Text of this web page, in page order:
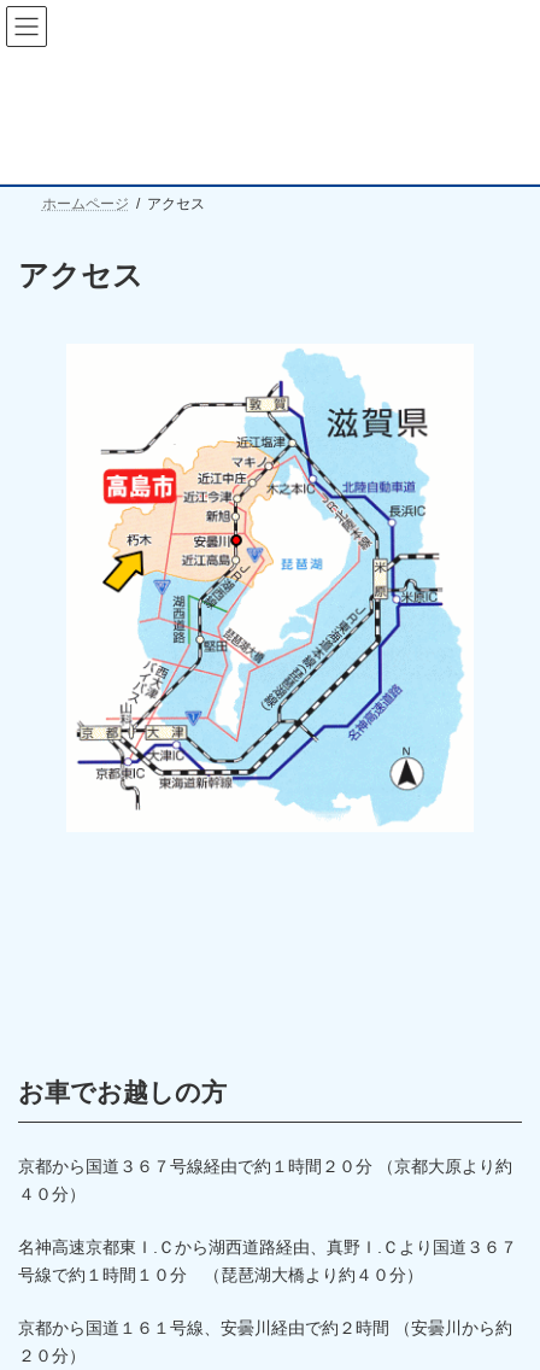
コ
ン
テ
ッ
ナ
ビ
ゲ
移
ホームページ アクセス
アクセス
お車でお越しの方
京都から国道３６７号線経由で約１時間２０分 （京都大原より約
４０分）
名神高速京都東Ｉ.Ｃから湖西道路経由、真野Ｉ.Ｃより国道３６７
号線で約１時間１０分 （琵琶湖大橋より約４０分）
京都から国道１６１号線、安曇川経由で約２時間 （安曇川から約
２０分）